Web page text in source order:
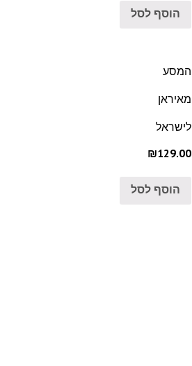
הוסף לסל
המסע
מאיראן
לישראל
₪129.00
הוסף לסל